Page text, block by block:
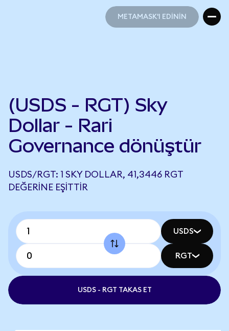
METAMASK'I EDİNİN
(USDS - RGT) Sky
Dollar - Rari
Governance dönüştür
USDS/RGT: 1 SKY DOLLAR, 41,3446 RGT
DEĞERINE EŞITTIR
USDS
RGT
USDS - RGT TAKAS ET